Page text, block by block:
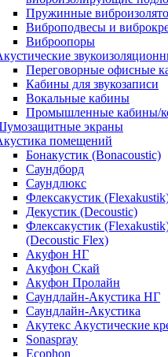
Пружинные
Виброподвесы и
Виброопоры
Переговорные офисные
Кабины для звукозаписи
Вокальные кабины
Промышленные кабины/
экраны
помещений
Бонакустик (Bonacoustic)
Саундборд
Саундлюкс
Флексакустик
Декустик (Decoustic)
Флексакустик
(Decoustic Flex)
Акуфон НГ
Акуфон Скай
Акуфон Пролайн
Саундлайн-Акустика НГ
Саундлайн-Акустика
Акутекс Акустические
Sonaspray
Ecophon